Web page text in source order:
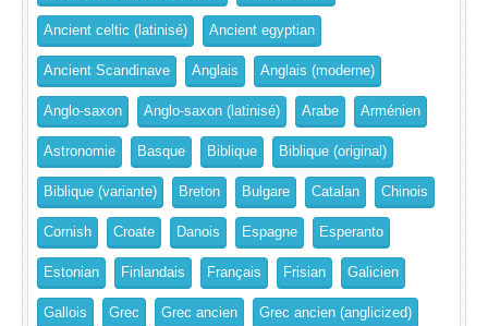
Ancient celtic (latinisé) Ancient egyptian
Ancient Scandinave Anglais Anglais (moderne)
Anglo-saxon Anglo-saxon (latinisé) Arabe Arménien
Astronomie Basque Biblique Biblique (original)
Biblique (variante) Breton Bulgare Catalan Chinois
Cornish Croate Danois Espagne Esperanto
Estonian Finlandais Français Frisian Galicien
Gallois Grec Grec ancien Grec ancien (anglicized)